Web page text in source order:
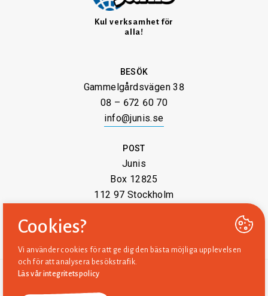
Kul verksamhet för
alla!
BESÖK
Gammelgårdsvägen 38
08 – 672 60 70
info@junis.se
POST
Junis
Box 12825
112 97 Stockholm
Cookies?
Vi använder cookies för att ge dig den bästa möjliga upplevelsen
och för att analysera besökstrafik.
Läs vår integritetspolicy